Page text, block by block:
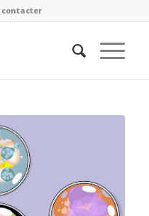
contacter